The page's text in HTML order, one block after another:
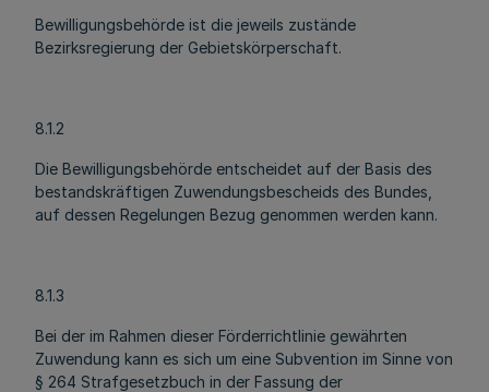
Bewilligungsbehörde ist die jeweils zustände
Bezirksregierung der Gebietskörperschaft.
8.1.2
Die Bewilligungsbehörde entscheidet auf der Basis des
bestandskräftigen Zuwendungsbescheids des Bundes,
auf dessen Regelungen Bezug genommen werden kann.
8.1.3
Bei der im Rahmen dieser Förderrichtlinie gewährten
Zuwendung kann es sich um eine Subvention im Sinne von
§ 264 Strafgesetzbuch in der Fassung der